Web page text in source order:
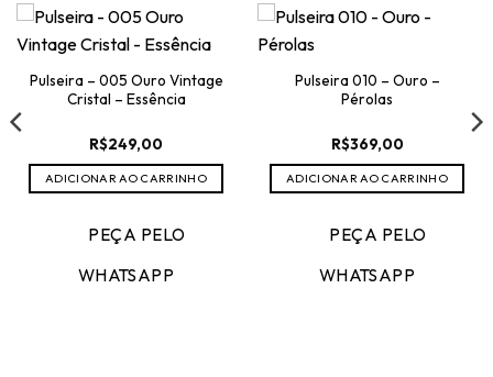
Pulseira – 005 Ouro Vintage
Cristal – Essência
R$249,00
ADICIONAR AO CARRINHO
PEÇA PELO
WHATSAPP
Pulseira 010 – Ouro –
Pérolas
R$369,00
ADICIONAR AO CARRINHO
PEÇA PELO
WHATSAPP